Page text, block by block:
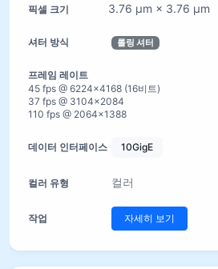
3.76 µm × 3.76 µm
롤링 셔터
45 fps @ 6224×4168 (16비트)
37 fps @ 3104×2084
110 fps @ 2064×1388
10GigE
컬러
자세히 보기